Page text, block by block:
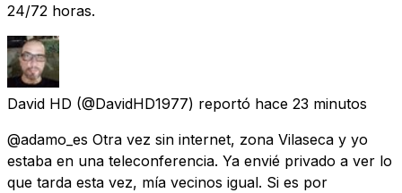
24/72 horas.
David HD (@DavidHD1977) reportó hace 23 minutos
@adamo_es Otra vez sin internet, zona Vilaseca y yo
estaba en una teleconferencia. Ya envié privado a ver lo
que tarda esta vez, mía vecinos igual. Si es por